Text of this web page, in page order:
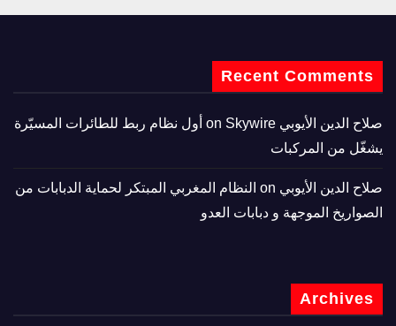
Recent Comments
صلاح الدين الأيوبي
Skywire أول نظام ربط للطائرات المسيّرة
يشغّل من المركبات
صلاح الدين الأيوبي
النظام المغربي المبتكر لحماية الدبابات من
الصواريخ الموجهة و دبابات العدو
Archives